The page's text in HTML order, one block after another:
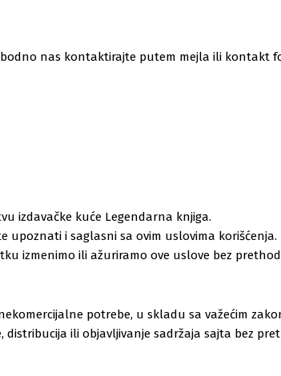
nas kontaktirajte putem mejla ili kontakt
izdavačke kuće Legendarna knjiga.
upoznati i saglasni sa ovim uslovima korišćenja.
izmenimo ili ažuriramo ove uslove bez
potrebe, u skladu sa važećim
distribucija ili objavljivanje sadržaja sajta bez